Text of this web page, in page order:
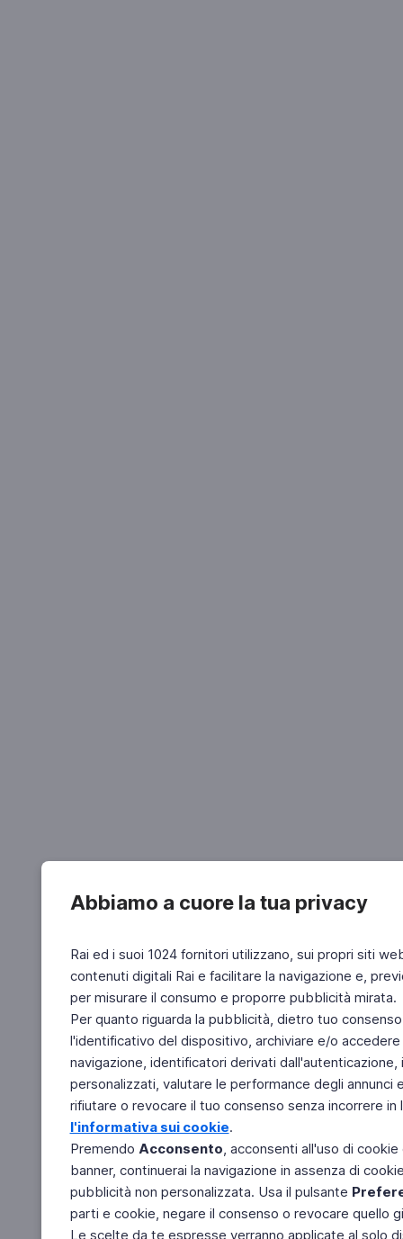
Abbiamo a cuore la tua privacy
Rai ed i suoi 1024 fornitori utilizzano, sui propri siti
contenuti digitali Rai e facilitare la navigazione e,
per misurare il consumo e proporre pubblicità mirata.
Per quanto riguarda la pubblicità, dietro tuo
l'identificativo del dispositivo, archiviare e/o
navigazione, identificatori derivati
personalizzati, valutare le performance degli
rifiutare o revocare il tuo consenso senza incorrere
l'informativa sui cookie.
Premendo Acconsento, acconsenti all'uso di
banner, continuerai la navigazione in assenza di
pubblicità non personalizzata. Usa il pulsante
parti e cookie, negare il consenso o revocare quello
Le scelte da te espresse verranno applicate al solo